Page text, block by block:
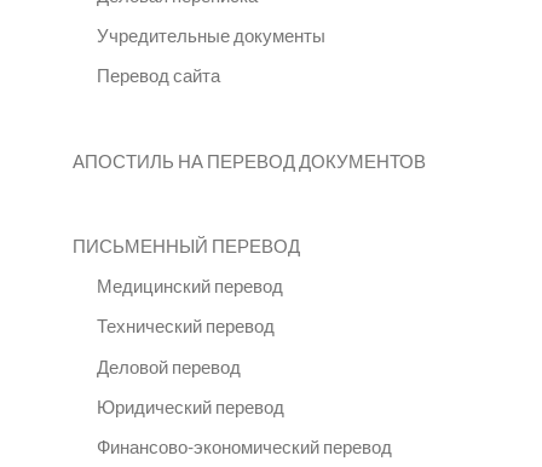
Учредительные документы
Перевод сайта
АПОСТИЛЬ НА ПЕРЕВОД ДОКУМЕНТОВ
ПИСЬМЕННЫЙ ПЕРЕВОД
Медицинский перевод
Технический перевод
Деловой перевод
Юридический перевод
Финансово-экономический перевод